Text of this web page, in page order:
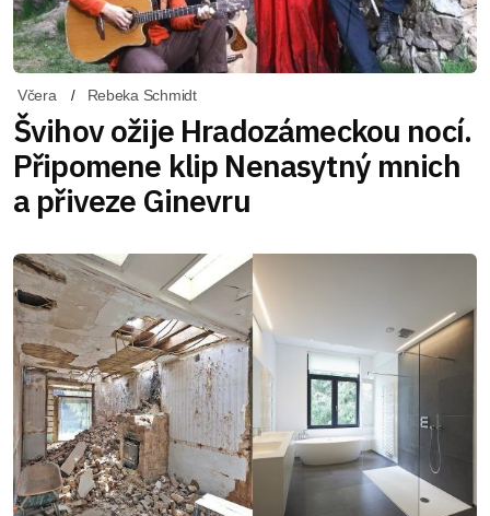
Včera Rebeka Schmidt
Švihov ožije Hradozámeckou nocí.
Připomene klip Nenasytný mnich
a přiveze Ginevru